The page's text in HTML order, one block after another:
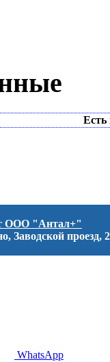
Есть
ООО "Антал+"
Заводской проезд, 2
WhatsApp